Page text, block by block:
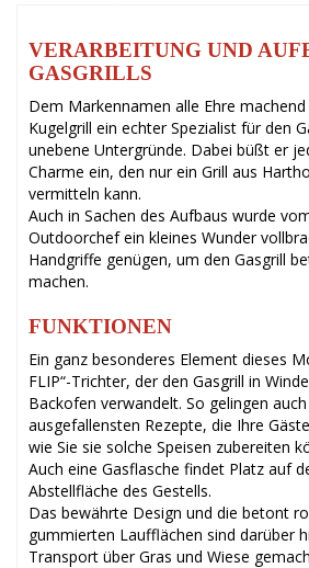
VERARBEITUNG UND
GASGRILLS
Dem Markennamen alle Ehre
Kugelgrill ein echter Spezialist für den
unebene Untergründe. Dabei büßt er
Charme ein, den nur ein Grill aus
vermitteln kann.
Auch in Sachen des Aufbaus wurde
Outdoorchef ein kleines Wunder
Handgriffe genügen, um den Gasgrill
machen.
FUNKTIONEN
Ein ganz besonderes Element dieses
FLIP“-Trichter, der den Gasgrill in
Backofen verwandelt. So gelingen
ausgefallensten Rezepte, die Ihre
wie Sie sie solche Speisen zubereiten
Auch eine Gasflasche findet Platz auf
Abstellfläche des Gestells.
Das bewährte Design und die betont
gummierten Laufflächen sind darüber
Transport über Gras und Wiese